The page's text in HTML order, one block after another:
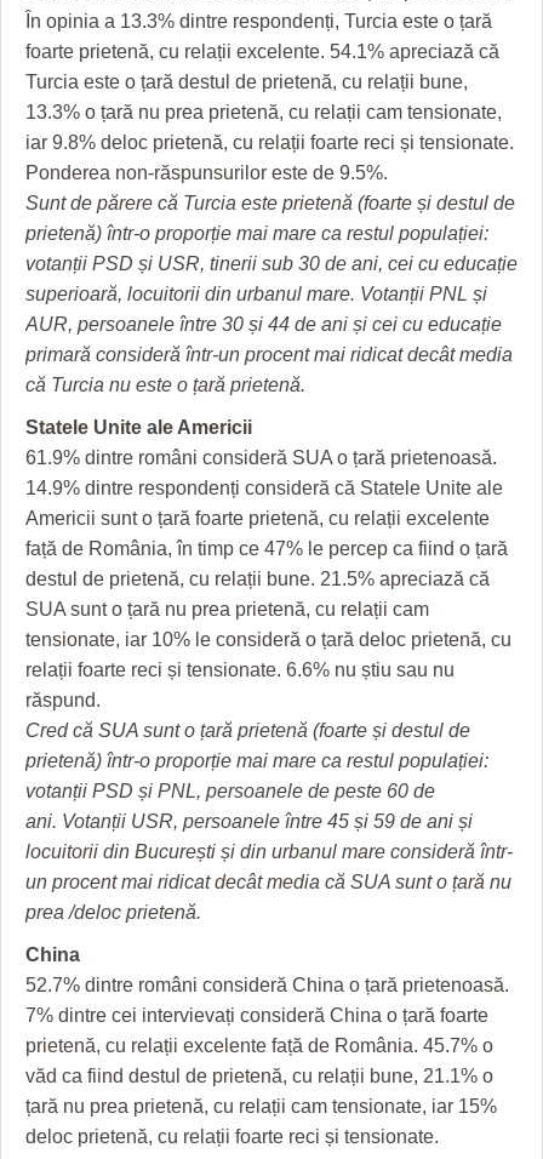
În opinia a 13.3% dintre respondenți, Turcia este o țară
foarte prietenă, cu relații excelente. 54.1% apreciază că
Turcia este o țară destul de prietenă, cu relații bune,
13.3% o țară nu prea prietenă, cu relații cam tensionate,
iar 9.8% deloc prietenă, cu relații foarte reci și tensionate.
Ponderea non-răspunsurilor este de 9.5%.
Sunt de părere că Turcia este prietenă (foarte și destul de
prietenă) într-o proporție mai mare ca restul populației:
votanții PSD și USR, tinerii sub 30 de ani, cei cu educație
superioară, locuitorii din urbanul mare. Votanții PNL și
AUR, persoanele între 30 și 44 de ani și cei cu educație
primară consideră într-un procent mai ridicat decât media
că Turcia nu este o țară prietenă.
Statele Unite ale Americii
61.9% dintre români consideră SUA o țară prietenoasă.
14.9% dintre respondenți consideră că Statele Unite ale
Americii sunt o țară foarte prietenă, cu relații excelente
față de România, în timp ce 47% le percep ca fiind o țară
destul de prietenă, cu relații bune. 21.5% apreciază că
SUA sunt o țară nu prea prietenă, cu relații cam
tensionate, iar 10% le consideră o țară deloc prietenă, cu
relații foarte reci și tensionate. 6.6% nu știu sau nu
răspund.
Cred că SUA sunt o țară prietenă (foarte și destul de
prietenă) într-o proporție mai mare ca restul populației:
votanții PSD și PNL, persoanele de peste 60 de
ani. Votanții USR, persoanele între 45 și 59 de ani și
locuitorii din București și din urbanul mare consideră într-
un procent mai ridicat decât media că SUA sunt o țară nu
prea /deloc prietenă.
China
52.7% dintre români consideră China o țară prietenoasă.
7% dintre cei intervievați consideră China o țară foarte
prietenă, cu relații excelente față de România. 45.7% o
văd ca fiind destul de prietenă, cu relații bune, 21.1% o
țară nu prea prietenă, cu relații cam tensionate, iar 15%
deloc prietenă, cu relații foarte reci și tensionate.